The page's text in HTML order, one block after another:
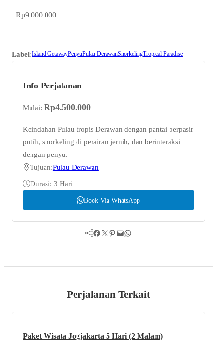
Rp9.000.000
Label:Island GetawayPenyuPulau DerawanSnorkelingTropical Paradise
Info Perjalanan
Mulai: Rp4.500.000
Keindahan Pulau tropis Derawan dengan pantai berpasir
putih, snorkeling di perairan jernih, dan berinteraksi
dengan penyu.
Tujuan:Pulau Derawan
Durasi: 3 Hari
Book Via WhatsApp
Facebook Twitter Pinterest Mail WhatsApp
Perjalanan Terkait
Paket Wisata Jogjakarta 5 Hari (2 Malam)